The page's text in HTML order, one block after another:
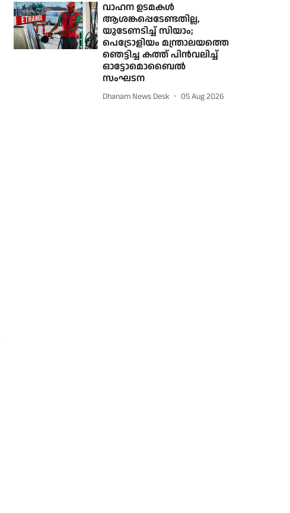
വാഹന ഉടമകള്‍
ആശങ്കപ്പെടേണ്ടതില്ല,
യുടേണടിച്ച് സിയാം;
പെട്രോളിയം മന്ത്രാലയത്തെ
ഞെട്ടിച്ച കത്ത് പിന്‍വലിച്ച്
ഓട്ടോമൊബൈല്‍
സംഘടന
Dhanam News Desk 05 Aug 2026